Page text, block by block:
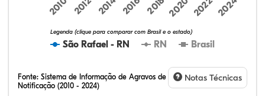
São Rafael - RN RN Brasil
Legenda (clique para comparar com Brasil e o estado)
2010 2012 2014 2016 2018 2020 2022 2024
Fonte: Sistema de Informação de Agravos de
Notificação (2010 - 2024)
Notas Técnicas
24,77%
2,81%
0,36%
71,26%
0,12%
0,68%
32,57%
9,24%
0,46%
54,88%
1,27%
1,56%